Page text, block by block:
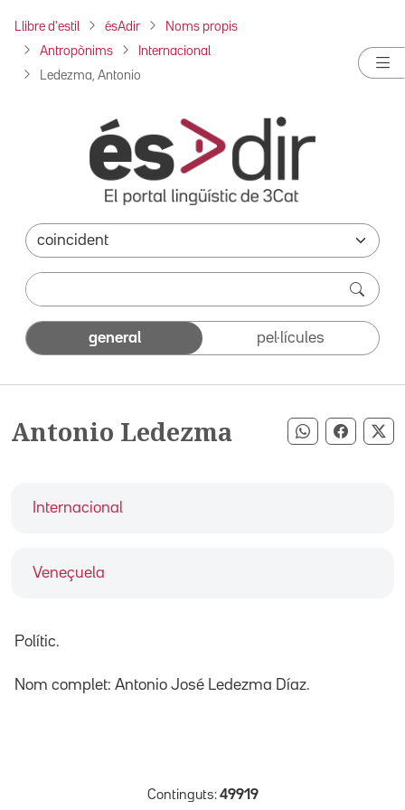
Llibre d'estil ésAdir Noms propis
Antropònims Internacional
Ledezma, Antonio
general pel·lícules
Antonio Ledezma Compartir
Internacional
Veneçuela
Polític.
Nom complet: Antonio José Ledezma Díaz.
Continguts: 49919